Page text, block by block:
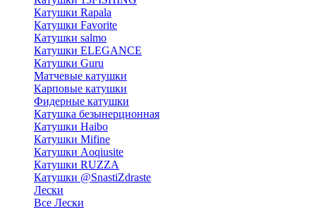
Катушки Rapala
Катушки Favorite
Катушки salmo
Катушки ELEGANCE
Катушки Guru
Матчевые катушки
Карповые катушки
Фидерные катушки
Катушка безынерционная
Катушки Haibo
Катушки Mifine
Катушки Aoqiusite
Катушки RUZZA
Катушки @SnastiZdraste
Лески
Все Лески